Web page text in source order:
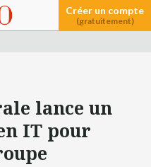
Créer un compte
(gratuitement)
lance un
IT pour